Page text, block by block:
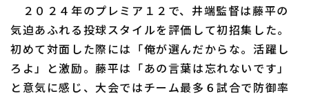
千葉ロッテマリーンズ
オリックス・バファローズ
福岡ソフトバンクホークス
２０２４年のプレミア１２で、井端監督は藤平の
気迫あふれる投球スタイルを評価して初招集した。
初めて対面した際には「俺が選んだからな。活躍し
ろよ」と激励。藤平は「あの言葉は忘れないです」
と意気に感じ、大会ではチーム最多６試合で防御率